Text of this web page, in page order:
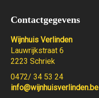
Contactgegevens
Wijnhuis Verlinden
Lauwrijkstraat 6
2223 Schriek
0472/ 34 53 24
info@wijnhuisverlinden.be